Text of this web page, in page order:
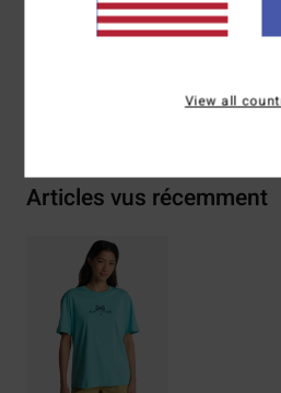
Traçabilité du produit (Loi Agec)
Livraison & Retours
Articles vus récemment
View all